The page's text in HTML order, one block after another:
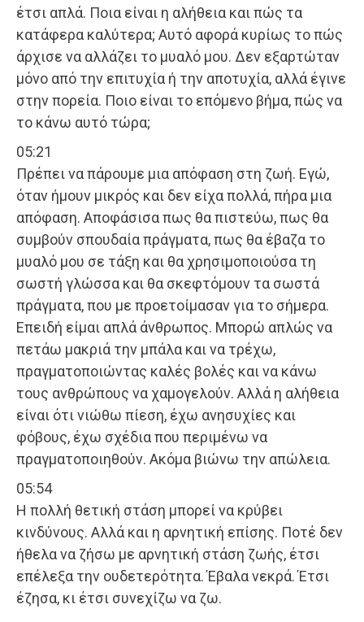
έτσι απλά. Ποια είναι η αλήθεια και πώς τα
κατάφερα καλύτερα; Αυτό αφορά κυρίως το πώς
άρχισε να αλλάζει το μυαλό μου. Δεν εξαρτώταν
μόνο από την επιτυχία ή την αποτυχία, αλλά έγινε
στην πορεία. Ποιο είναι το επόμενο βήμα, πώς να
το κάνω αυτό τώρα;
05:21
Πρέπει να πάρουμε μια απόφαση στη ζωή. Εγώ,
όταν ήμουν μικρός και δεν είχα πολλά, πήρα μια
απόφαση. Αποφάσισα πως θα πιστεύω, πως θα
συμβούν σπουδαία πράγματα, πως θα έβαζα το
μυαλό μου σε τάξη και θα χρησιμοποιούσα τη
σωστή γλώσσα και θα σκεφτόμουν τα σωστά
πράγματα, που με προετοίμασαν για το σήμερα.
Επειδή είμαι απλά άνθρωπος. Μπορώ απλώς να
πετάω μακριά την μπάλα και να τρέχω,
πραγματοποιώντας καλές βολές και να κάνω
τους ανθρώπους να χαμογελούν. Αλλά η αλήθεια
είναι ότι νιώθω πίεση, έχω ανησυχίες και
φόβους, έχω σχέδια που περιμένω να
πραγματοποιηθούν. Ακόμα βιώνω την απώλεια.
05:54
Η πολλή θετική στάση μπορεί να κρύβει
κινδύνους. Αλλά και η αρνητική επίσης. Ποτέ δεν
ήθελα να ζήσω με αρνητική στάση ζωής, έτσι
επέλεξα την ουδετερότητα. Έβαλα νεκρά. Έτσι
έζησα, κι έτσι συνεχίζω να ζω.